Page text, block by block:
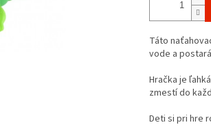
Táto
vode a
Hračka je
zmestí do
Deti si pri hre